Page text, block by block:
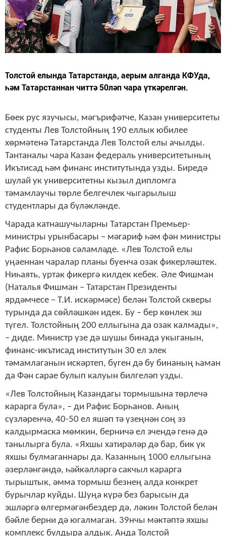
Толстой елында Татарстанда, аерым алганда КФУда,
һәм Татарстаннан читтә 50ләп чара үткәрелгән.
Бөек рус язучысы, мәгърифәтче, Казан университеты
студенты Лев Толстойның 190 еллык юбилее
хөрмәтенә Татарстанда Лев Толстой елы ачылды.
Тантаналы чара Казан федераль университетының
Икътисад һәм финанс институтында узды. Биредә
шулай ук университетны кызыл дипломга
тәмамлаучы төрле белгечлек чыгарылыш
студентлары да бүләкләнде.
Чарада катнашучыларны Татарстан Премьер-
министры урынбасары – мәгариф һәм фән министры
Рафис Борһанов сәламләде. «Лев Толстой елы
уңаеннан чаралар планы буенча озак фикерләштек.
Ниһаять, уртак фикергә килдек кебек. Әле Фишман
(Наталья Фишман – Татарстан Президенты
ярдәмчесе – Т.И. искәрмәсе) белән Толстой скверы
турында да сөйләшкән идек. Бу – бер көнлек эш
түгел. Толстойның 200 еллыгына да озак калмады»,
– диде. Министр үзе дә шушы бинада укыганын,
финанс-икътисад институтын 30 ел элек
тәмамлаганын искәртеп, бүген дә бу бинаның һаман
да Фән сарае булып калуын билгеләп узды.
«Лев Толстойның Казандагы тормышына төрлечә
карарга була», – ди Рафис Борһанов. Аның
сүзләренчә, 40-50 ел яшәп тә үзеңнән соң эз
калдырмаска мөмкин, берничә ел эчендә генә дә
танылырга була. «Яхшы хатирәләр дә бар, бик үк
яхшы булмаганнары да. Казанның 1000 еллыгына
әзерләнгәндә, һәйкәлләргә сакчыл карарга
тырыштык, әмма тормыш безнең алда конкрет
бурычлар куйды. Шуңа күрә без барысын да
эшләргә өлгермәгәнбездер дә, ләкин Толстой белән
бәйле берни дә югалмаган. 39нчы мәктәптә яхшы
комплекс булдыра алдык. Анда Толстой